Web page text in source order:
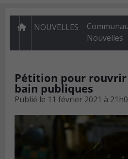
NOUVELLES
Nouvelles
Pétition pour rouvrir
bain publiques
Publié le 11 février 2021 à